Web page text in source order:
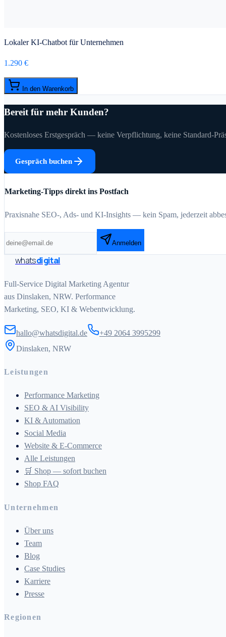
Lokaler KI-Chatbot für Unternehmen
1.290 €
In den Warenkorb
Bereit für mehr Kunden?
Kostenloses Erstgespräch — keine Verpflichtung, keine Standard-
Gespräch buchen
Marketing-Tipps direkt ins Postfach
Praxisnahe SEO-, Ads- und KI-Insights — kein Spam, jederzeit
Anmelden
whatsdigital
Full-Service Digital Marketing Agentur
aus Dinslaken, NRW. Performance
Marketing, SEO, KI & Webentwicklung.
hallo@whatsdigital.de
+49 2064 3995299
Dinslaken, NRW
Leistungen
Performance Marketing
SEO & AI Visibility
KI & Automation
Social Media
Website & E-Commerce
Alle Leistungen
🛒 Shop — sofort buchen
Shop FAQ
Unternehmen
Über uns
Team
Blog
Case Studies
Karriere
Presse
Regionen